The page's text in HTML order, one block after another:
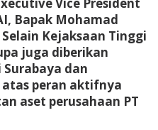
Bapak Mohamad
Kejaksaan Tinggi
juga diberikan
dan
peran aktifnya
aset perusahaan PT